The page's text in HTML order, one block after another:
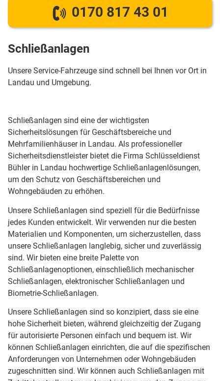
0170 817 43 01
Schließanlagen
Unsere Service-Fahrzeuge sind schnell bei Ihnen vor Ort in
Landau und Umgebung.
Schließanlagen sind eine der wichtigsten
Sicherheitslösungen für Geschäftsbereiche und
Mehrfamilienhäuser in Landau. Als professioneller
Sicherheitsdienstleister bietet die Firma Schlüsseldienst
Bühler in Landau hochwertige Schließanlagenlösungen,
um den Schutz von Geschäftsbereichen und
Wohngebäuden zu erhöhen.
Unsere Schließanlagen sind speziell für die Bedürfnisse
jedes Kunden entwickelt. Wir verwenden nur die besten
Materialien und Komponenten, um sicherzustellen, dass
unsere Schließanlagen langlebig, sicher und zuverlässig
sind. Wir bieten eine breite Palette von
Schließanlagenoptionen, einschließlich mechanischer
Schließanlagen, elektronischer Schließanlagen und
Biometrie-Schließanlagen.
Unsere Schließanlagen sind so konzipiert, dass sie eine
hohe Sicherheit bieten, während gleichzeitig der Zugang
für autorisierte Personen einfach und bequem ist. Wir
können Schließanlagen einrichten, die auf die spezifischen
Anforderungen von Unternehmen oder Wohngebäuden
zugeschnitten sind. Wir können auch Schließanlagen mit